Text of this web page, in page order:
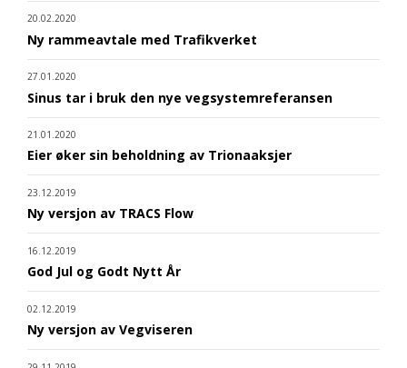
20.02.2020
Ny rammeavtale med Trafikverket
27.01.2020
Sinus tar i bruk den nye vegsystemreferansen
21.01.2020
Eier øker sin beholdning av Trionaaksjer
23.12.2019
Ny versjon av TRACS Flow
16.12.2019
God Jul og Godt Nytt År
02.12.2019
Ny versjon av Vegviseren